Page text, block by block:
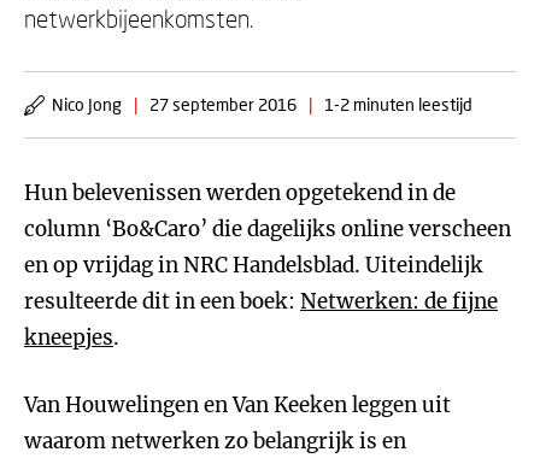
netwerkbijeenkomsten.
Nico Jong | 27 september 2016 | 1-2 minuten leestijd
Hun belevenissen werden opgetekend in de
column ‘Bo&Caro’ die dagelijks online verscheen
en op vrijdag in NRC Handelsblad. Uiteindelijk
resulteerde dit in een boek: Netwerken: de fijne
kneepjes.
Van Houwelingen en Van Keeken leggen uit
waarom netwerken zo belangrijk is en